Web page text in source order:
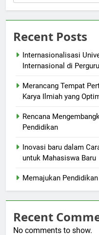
Recent Posts
Internasionalisasi
Internasional di
Merancang Tempat
Karya Ilmiah yang
Rencana
Pendidikan
Inovasi baru dalam
untuk Mahasiswa Baru
Memajukan
Recent
No comments to show.